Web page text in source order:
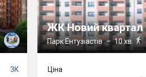
3К
ЖК Новий квартал
Парк Ентузіастів– 10 хв. 
Ціна